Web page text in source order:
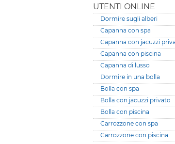
UTENTI ONLINE
Dormire sugli alberi
Capanna con spa
Capanna con jacuzzi
Capanna con piscina
Capanna di lusso
Dormire in una bolla
Bolla con spa
Bolla con jacuzzi privato
Bolla con piscina
Carrozzone con spa
Carrozzone con piscina